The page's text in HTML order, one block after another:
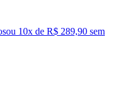
ou 10x de R$ 289,90 sem